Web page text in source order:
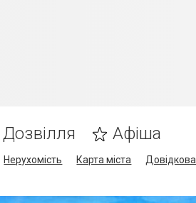
Дозвілля Афіша
Нерухомість Карта міста Довідкова